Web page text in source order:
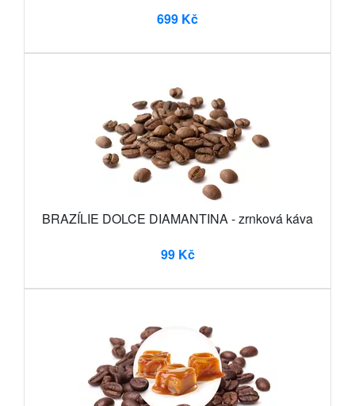
699 Kč
BRAZÍLIE DOLCE DIAMANTINA - zrnková káva
99 Kč